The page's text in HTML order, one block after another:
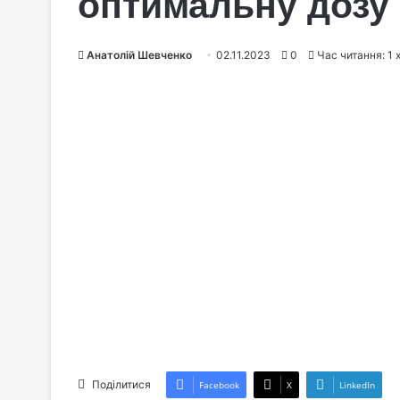
Анатолій Шевченко 02.11.2023 0 Час читання: 1
Поділитися Facebook X LinkedIn